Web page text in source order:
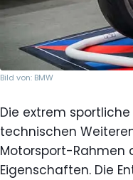
Bild von: BMW
Die extrem sportliche
technischen
Motorsport-Rahmen
Eigenschaften. Die